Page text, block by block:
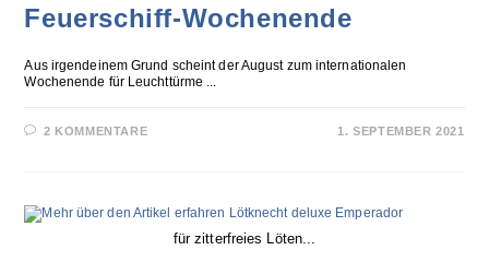
Feuerschiff-Wochenende
Aus irgendeinem Grund scheint der August zum internationalen
Wochenende für Leuchttürme ...
2 KOMMENTARE 1. SEPTEMBER 2021
für zitterfreies Löten...